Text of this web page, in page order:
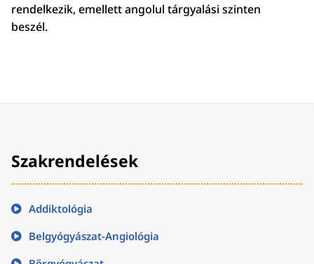
rendelkezik, emellett angolul tárgyalási szinten
beszél.
Szakrendelések
Addiktológia
Belgyógyászat-Angiológia